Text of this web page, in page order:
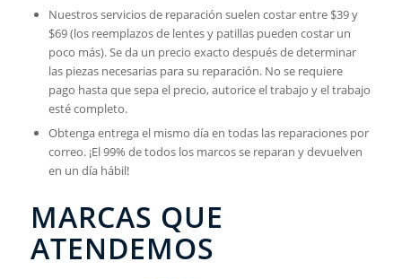
Nuestros servicios de reparación suelen costar entre $39 y
$69 (los reemplazos de lentes y patillas pueden costar un
poco más). Se da un precio exacto después de determinar
las piezas necesarias para su reparación. No se requiere
pago hasta que sepa el precio, autorice el trabajo y el trabajo
esté completo.
Obtenga entrega el mismo día en todas las reparaciones por
correo. ¡El 99% de todos los marcos se reparan y devuelven
en un día hábil!
MARCAS QUE
ATENDEMOS